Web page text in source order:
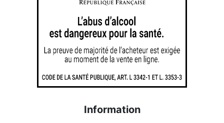
Information